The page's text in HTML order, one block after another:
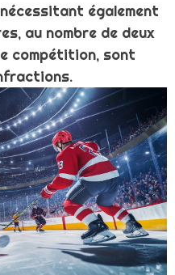
également
au nombre de deux
compétition, sont